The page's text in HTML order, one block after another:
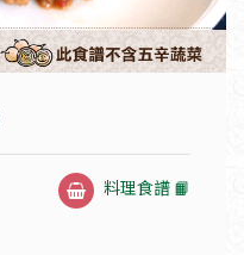
料理食譜 📙